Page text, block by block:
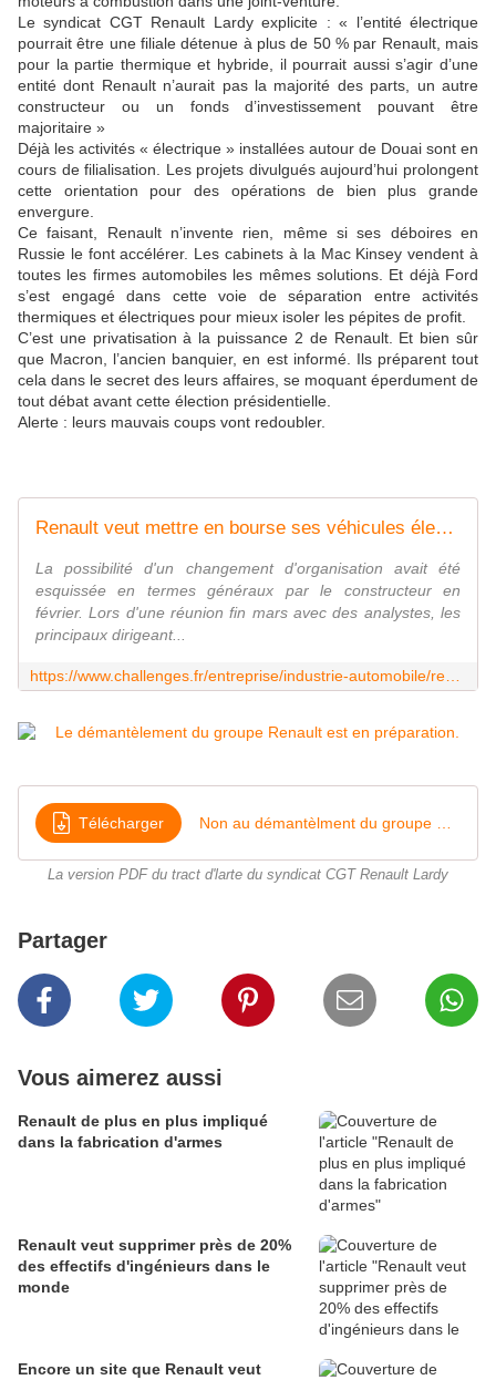
Le syndicat CGT Renault Lardy explicite : « l’entité électrique
pourrait être une filiale détenue à plus de 50 % par Renault, mais
pour la partie thermique et hybride, il pourrait aussi s’agir d’une
entité dont Renault n’aurait pas la majorité des parts, un autre
constructeur ou un fonds d’investissement pouvant être
majoritaire »
Déjà les activités « électrique » installées autour de Douai sont en
cours de filialisation. Les projets divulgués aujourd’hui prolongent
cette orientation pour des opérations de bien plus grande
envergure.
Ce faisant, Renault n’invente rien, même si ses déboires en
Russie le font accélérer. Les cabinets à la Mac Kinsey vendent à
toutes les firmes automobiles les mêmes solutions. Et déjà Ford
s’est engagé dans cette voie de séparation entre activités
thermiques et électriques pour mieux isoler les pépites de profit.
C’est une privatisation à la puissance 2 de Renault. Et bien sûr
que Macron, l’ancien banquier, en est informé. Ils préparent tout
cela dans le secret des leurs affaires, se moquant éperdument de
tout débat avant cette élection présidentielle.
Alerte : leurs mauvais coups vont redoubler.
Renault veut mettre en bourse ses véhicules électriques - Challenges
La possibilité d'un changement d'organisation avait été
esquissée en termes généraux par le constructeur en
février. Lors d'une réunion fin mars avec des analystes, les
principaux dirigeant...
Télécharger
La version PDF du tract d'larte du syndicat CGT Renault Lardy
Partager
Vous aimerez aussi
Renault de plus en plus impliqué
dans la fabrication d'armes
Renault veut supprimer près de 20%
des effectifs d'ingénieurs dans le
monde
Encore un site que Renault veut